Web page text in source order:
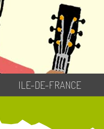
ILE-DE-FRANCE